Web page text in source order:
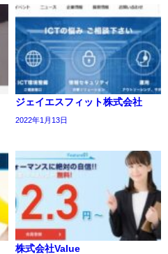
ジェイエスフィット株式会社
2022年1月13日
株式会社Value